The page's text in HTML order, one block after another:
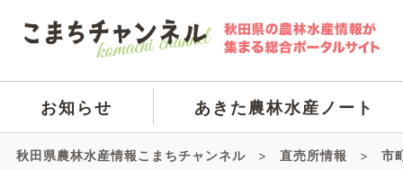
お知らせ あきた農林水産ノート
秋田県農林水産情報こまちチャンネル > 直売所情報 > 市